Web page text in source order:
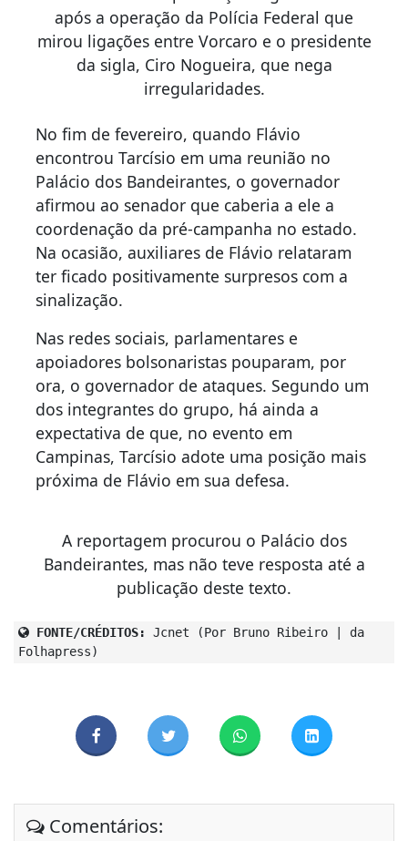
após a operação da Polícia Federal que
mirou ligações entre Vorcaro e o presidente
da sigla, Ciro Nogueira, que nega
irregularidades.
No fim de fevereiro, quando Flávio
encontrou Tarcísio em uma reunião no
Palácio dos Bandeirantes, o governador
afirmou ao senador que caberia a ele a
coordenação da pré-campanha no estado.
Na ocasião, auxiliares de Flávio relataram
ter ficado positivamente surpresos com a
sinalização.
Nas redes sociais, parlamentares e
apoiadores bolsonaristas pouparam, por
ora, o governador de ataques. Segundo um
dos integrantes do grupo, há ainda a
expectativa de que, no evento em
Campinas, Tarcísio adote uma posição mais
próxima de Flávio em sua defesa.
A reportagem procurou o Palácio dos
Bandeirantes, mas não teve resposta até a
publicação deste texto.
FONTE/CRÉDITOS:
Jcnet (Por Bruno Ribeiro | da
Folhapress)
Comentários: